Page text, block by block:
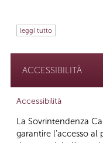
leggi tutto
ACCESSIBILITÀ
Accessibilità
La Sovrintendenza
garantire l’accesso